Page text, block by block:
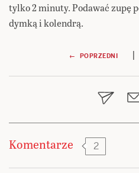
tylko 2 minuty. Podawać zupę
dymką i kolendrą.
Nawigacja
wpisu
← POPRZEDNI |
Komentarze 2